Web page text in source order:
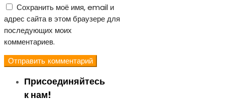
Сохранить моё имя, email и
адрес сайта в этом браузере для
последующих моих
комментариев.
Присоединяйтесь
к нам!